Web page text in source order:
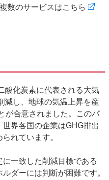
数のサービスはこちら
酸化炭素に代表される大気
減し、地球の気温上昇を産
が合意されました。このパ
世界各国の企業はGHG排出
れています。
一致した削減目標である
ダーには判断が困難です。